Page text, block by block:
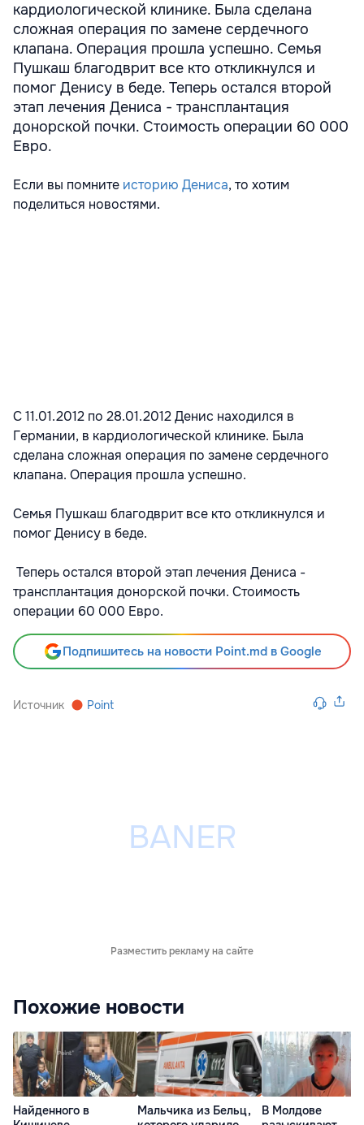
кардиологической клинике. Была сделана
сложная операция по замене сердечного
клапана. Операция прошла успешно. Семья
Пушкаш благодврит все кто откликнулся и
помог Денису в беде. Теперь остался второй
этап лечения Дениса - трансплантация
донорской почки. Стоимость операции 60 000
Евро.
Если вы помните историю Дениса, то хотим
поделиться новостями.
С 11.01.2012 по 28.01.2012 Денис находился в
Германии, в кардиологической клинике. Была
сделана сложная операция по замене сердечного
клапана. Операция прошла успешно.
Семья Пушкаш благодврит все кто откликнулся и
помог Денису в беде.
Теперь остался второй этап лечения Дениса -
трансплантация донорской почки. Стоимость
операции 60 000 Евро.
Подпишитесь на новости Point.md в Google
Источник Point
Разместить рекламу на сайте
Похожие новости
Найденного в
Мальчика из Бельц,
В Молдове